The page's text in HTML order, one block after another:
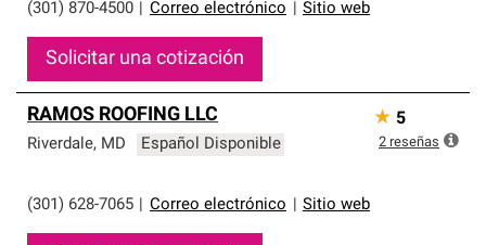
(301) 870-4500
Correo electrónico Sitio web
Solicitar una cotización
RAMOS ROOFING LLC
Riverdale, MD Español Disponible
(301) 628-7065 Correo electrónico Sitio web
★ 5
2 reseñas